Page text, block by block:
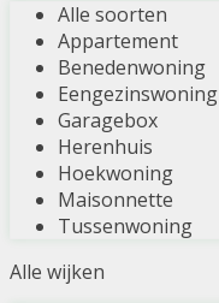
Alle soorten
Appartement
Benedenwoning
Eengezinswoning
Garagebox
Herenhuis
Hoekwoning
Maisonnette
Tussenwoning
Alle wijken